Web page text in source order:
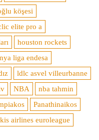
köşesi
elite pro a
houston rockets
liga endesa
ldlc asvel villeurbanne
NBA
nba tahmin
Panathinaikos
airlines euroleague